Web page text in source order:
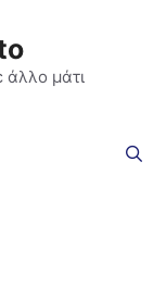
άλλο μάτι